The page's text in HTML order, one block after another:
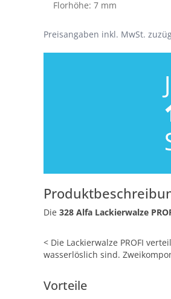
Florhöhe: 7 mm
Preisangaben inkl. MwSt.
Die 328 Alfa Lackierwalze
< Die Lackierwalze PROFI
wasserlöslich sind.
Vorteile